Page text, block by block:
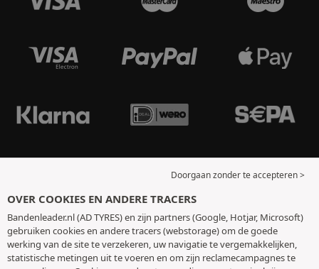
Doorgaan zonder te accepteren >
OVER COOKIES EN ANDERE TRACERS
Bandenleader.nl (AD TYRES) en zijn partners (Google, Hotjar, Microsoft)
gebruiken cookies en andere tracers (webstorage) om de goede
werking van de site te verzekeren, uw navigatie te vergemakkelijken,
statistische metingen uit te voeren en om zijn reclamecampagnes te